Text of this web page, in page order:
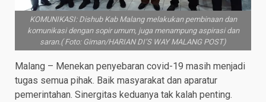
KOMUNIKASI: Dishub Kab Malang melakukan pembinaan dan
komunikasi dengan sopir umum, juga menampung aspirasi dan
saran.( Foto: Giman/HARIAN DI’S WAY MALANG POST)
Malang – Menekan penyebaran covid-19 masih menjadi
tugas semua pihak. Baik masyarakat dan aparatur
pemerintahan. Sinergitas keduanya tak kalah penting.